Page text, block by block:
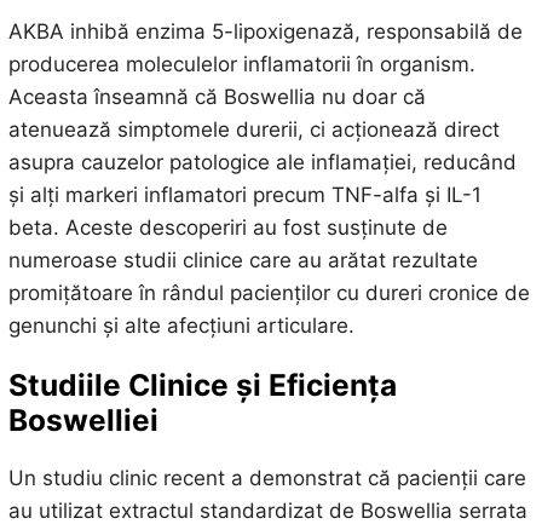
AKBA inhibă enzima 5-lipoxigenază, responsabilă de
producerea moleculelor inflamatorii în organism.
Aceasta înseamnă că Boswellia nu doar că
atenuează simptomele durerii, ci acționează direct
asupra cauzelor patologice ale inflamației, reducând
și alți markeri inflamatori precum TNF-alfa și IL-1
beta. Aceste descoperiri au fost susținute de
numeroase studii clinice care au arătat rezultate
promițătoare în rândul pacienților cu dureri cronice de
genunchi și alte afecțiuni articulare.
Studiile Clinice și Eficiența
Boswelliei
Un studiu clinic recent a demonstrat că pacienții care
au utilizat extractul standardizat de Boswellia serrata